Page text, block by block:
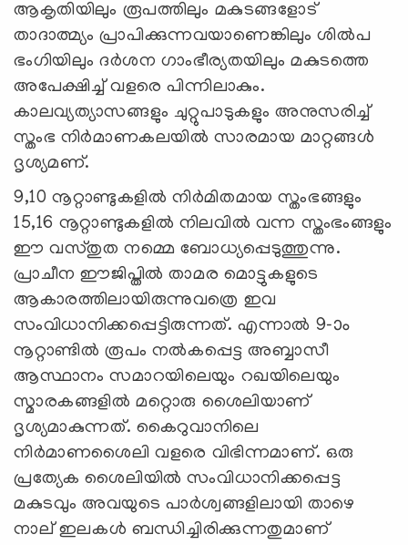
ആകൃതിയിലും രൂപത്തിലും മകുടങ്ങളോട്‌
താദാത്മ്യം പ്രാപിക്കുന്നവയാണെങ്കിലും ശിൽപ
ഭംഗിയിലും ദർശന ഗാംഭീര്യതയിലും മകുടത്തെ
അപേക്ഷിച്ച്‌ വളരെ പിന്നിലാകും.
കാലവ്യത്യാസങ്ങളും ചുറ്റുപാടുകളും അനുസരിച്ച്‌
സ്തംഭ നിർമാണകലയിൽ സാരമായ മാറ്റങ്ങൾ
ദൃശ്യമണ്‌.
9,10 നൂറ്റാണ്ടുകളിൽ നിർമിതമായ സ്തംഭങ്ങളും
15,16 നൂറ്റാണ്ടുകളിൽ നിലവിൽ വന്ന സ്തംഭംങ്ങളും
ഈ വസ്തുത നമ്മെ ബോധ്യപ്പെടുത്തുന്നു.
പ്രാചീന ഈജിപ്തിൽ താമര മൊട്ടുകളുടെ
ആകാരത്തിലായിരുന്നുവത്രെ ഇവ
സംവിധാനിക്കപ്പെട്ടിരുന്നത്‌. എന്നാൽ 9-‍ാം
നൂറ്റാണ്ടിൽ രൂപം നൽകപ്പെട്ട അബ്ബാസീ
ആസ്ഥാനം സമാറയിലെയും റഖയിലെയും
സ്മാരകങ്ങളിൽ മറ്റൊരു ശൈലിയാണ്‌
ദൃശ്യമാകുന്നത്‌. കൈറുവാനിലെ
നിർമാണശൈലി വളരെ വിഭിന്നമാണ്‌. ഒരു
പ്രത്യേക ശൈലിയിൽ സംവിധാനിക്കപ്പെട്ട
മകുടവും അവയുടെ പാർശ്വങ്ങളിലായി താഴെ
നാല്‌ ഇലകൾ ബന്ധിച്ചിരിക്കുന്നതുമാണ്‌